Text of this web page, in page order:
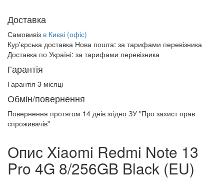
Доставка
Самовивіз в Києві (офіс)
Кур'єрська доставка Нова пошта: за тарифами перевізника
Доставка по Україні: за тарифами перевізника
Гарантія
Гарантія 3 місяці
Обмін/повернення
Повернення протягом 14 днів згідно ЗУ "Про захист прав
спроживачів"
Опис Xiaomi Redmi Note 13
Pro 4G 8/256GB Black (EU)